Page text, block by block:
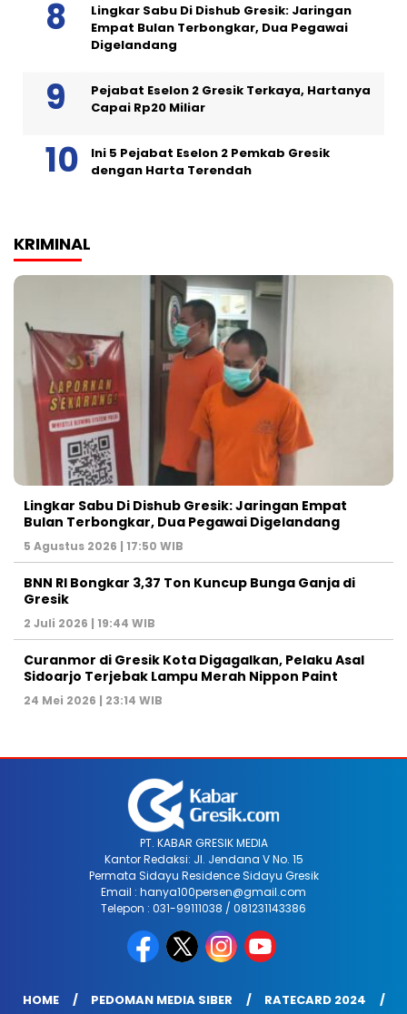
Lingkar Sabu Di Dishub Gresik: Jaringan
Empat Bulan Terbongkar, Dua Pegawai
Digelandang
Pejabat Eselon 2 Gresik Terkaya, Hartanya
Capai Rp20 Miliar
Ini 5 Pejabat Eselon 2 Pemkab Gresik
dengan Harta Terendah
KRIMINAL
Lingkar Sabu Di Dishub Gresik: Jaringan Empat
Bulan Terbongkar, Dua Pegawai Digelandang
5 Agustus 2026 | 17:50 WIB
BNN RI Bongkar 3,37 Ton Kuncup Bunga Ganja di
Gresik
2 Juli 2026 | 19:44 WIB
Curanmor di Gresik Kota Digagalkan, Pelaku Asal
Sidoarjo Terjebak Lampu Merah Nippon Paint
24 Mei 2026 | 23:14 WIB
PT. KABAR GRESIK MEDIA
Kantor Redaksi: Jl. Jendana V No. 15
Permata Sidayu Residence Sidayu Gresik
Email : hanya100persen@gmail.com
Telepon : 031-99111038 / 081231143386
HOME PEDOMAN MEDIA SIBER RATECARD 2024